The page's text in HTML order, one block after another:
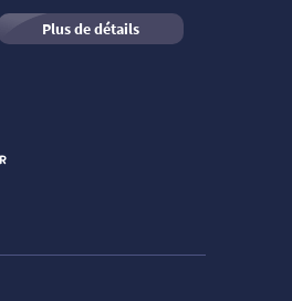
Plus de détails